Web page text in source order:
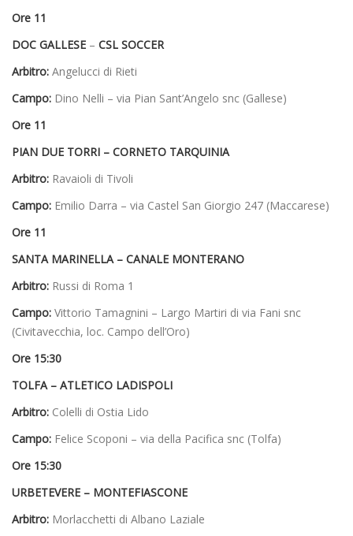
Ore 11
DOC GALLESE – CSL SOCCER
Arbitro: Angelucci di Rieti
Campo: Dino Nelli – via Pian Sant’Angelo snc (Gallese)
Ore 11
PIAN DUE TORRI – CORNETO TARQUINIA
Arbitro: Ravaioli di Tivoli
Campo: Emilio Darra – via Castel San Giorgio 247 (Maccarese)
Ore 11
SANTA MARINELLA – CANALE MONTERANO
Arbitro: Russi di Roma 1
Campo: Vittorio Tamagnini – Largo Martiri di via Fani snc
(Civitavecchia, loc. Campo dell’Oro)
Ore 15:30
TOLFA – ATLETICO LADISPOLI
Arbitro: Colelli di Ostia Lido
Campo: Felice Scoponi – via della Pacifica snc (Tolfa)
Ore 15:30
URBETEVERE – MONTEFIASCONE
Arbitro: Morlacchetti di Albano Laziale